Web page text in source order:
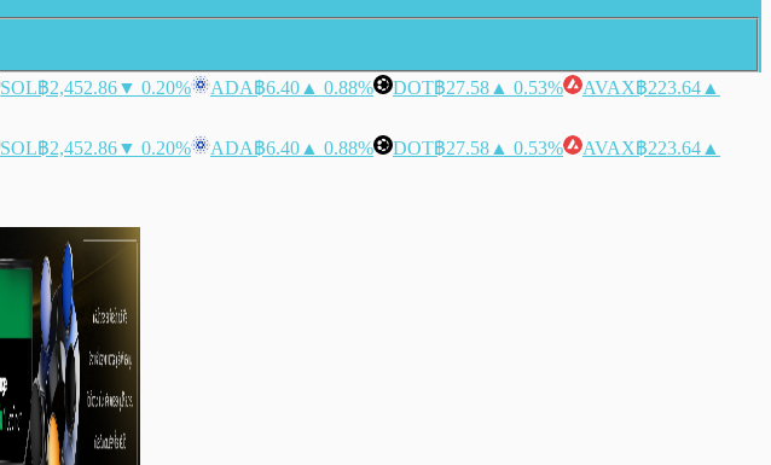
SOL฿2,452.86▼ 0.20% ADA฿6.40 ▲ 0.88% DOT฿27.58 ▲ 0.53% AVAX฿223.64 ▲
SOL฿2,452.86▼ 0.20% ADA฿6.40 ▲ 0.88% DOT฿27.58 ▲ 0.53% AVAX฿223.64 ▲